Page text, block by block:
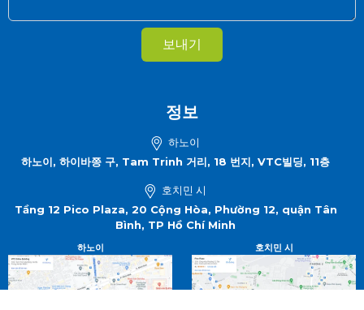
보내기
정보
하노이
하노이, 하이바쯩 구, Tam Trinh 거리, 18 번지, VTC빌딩, 11층
호치민 시
Tầng 12 Pico Plaza, 20 Cộng Hòa, Phường 12, quận Tân
Bình, TP Hồ Chí Minh
하노이 호치민 시